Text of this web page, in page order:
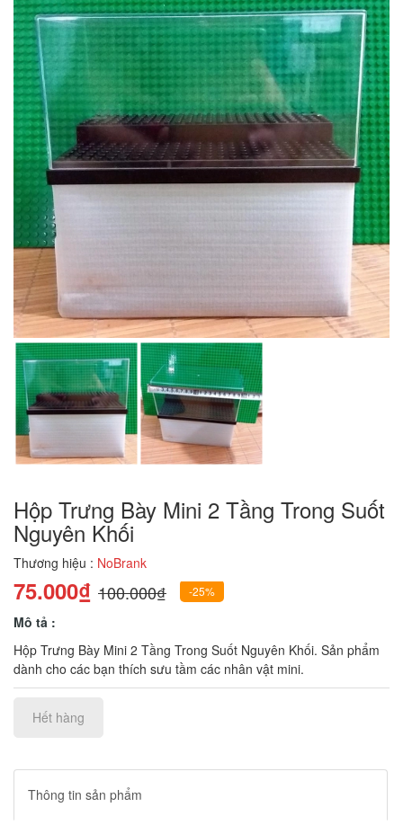
Hộp Trưng Bày Mini 2 Tầng Trong Suốt
Nguyên Khối
Thương hiệu : NoBrank
75.000₫ 100.000₫ -25%
Mô tả :
Hộp Trưng Bày Mini 2 Tầng Trong Suốt Nguyên Khối. Sản phẩm
dành cho các bạn thích sưu tầm các nhân vật mini.
Hết hàng
Thông tin sản phẩm